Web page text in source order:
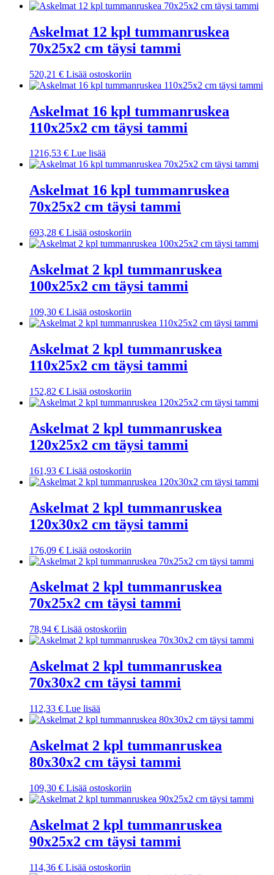
Askelmat 12 kpl tummanruskea
70x25x2 cm täysi tammi
520,21 € Lisää ostoskoriin
Askelmat 16 kpl tummanruskea
110x25x2 cm täysi tammi
1216,53 € Lue lisää
Askelmat 16 kpl tummanruskea
70x25x2 cm täysi tammi
693,28 € Lisää ostoskoriin
Askelmat 2 kpl tummanruskea
100x25x2 cm täysi tammi
109,30 € Lisää ostoskoriin
Askelmat 2 kpl tummanruskea
110x25x2 cm täysi tammi
152,82 € Lisää ostoskoriin
Askelmat 2 kpl tummanruskea
120x25x2 cm täysi tammi
161,93 € Lisää ostoskoriin
Askelmat 2 kpl tummanruskea
120x30x2 cm täysi tammi
176,09 € Lisää ostoskoriin
Askelmat 2 kpl tummanruskea
70x25x2 cm täysi tammi
78,94 € Lisää ostoskoriin
Askelmat 2 kpl tummanruskea
70x30x2 cm täysi tammi
112,33 € Lue lisää
Askelmat 2 kpl tummanruskea
80x30x2 cm täysi tammi
109,30 € Lisää ostoskoriin
Askelmat 2 kpl tummanruskea
90x25x2 cm täysi tammi
114,36 € Lisää ostoskoriin